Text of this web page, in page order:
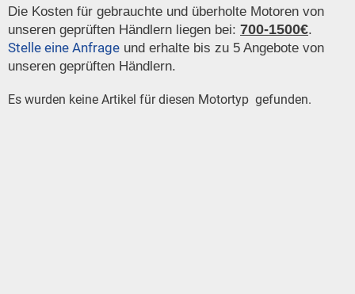
Die Kosten für gebrauchte und überholte Motoren von
unseren geprüften Händlern liegen bei: 700-1500€.
Stelle eine Anfrage und erhalte bis zu 5 Angebote von
unseren geprüften Händlern.
Es wurden keine Artikel für diesen Motortyp gefunden.